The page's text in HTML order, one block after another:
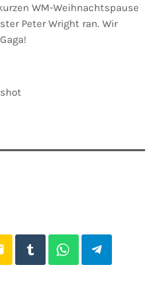
WM-Weihnachtspause
Peter Wright ran. Wir